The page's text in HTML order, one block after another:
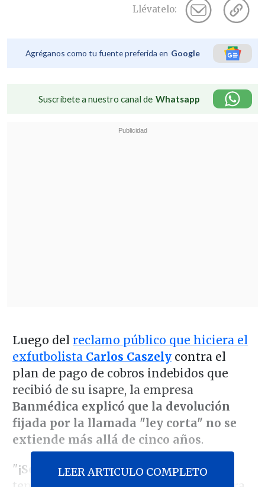
Llévatelo:
Agréganos como tu fuente preferida en Google
Suscríbete a nuestro canal de Whatsapp
Luego del reclamo público que hiciera el
exfutbolista Carlos Caszelycontra el
plan de pago de cobros indebidos que
recibió de su isapre, la empresa
Banmédica explicó que la devolución
fijada por la llamada "ley corta" no se
extiende más allá de cinco años.
"¡Se completarían en 64 años!O sea,
LEER ARTICULO COMPLETO